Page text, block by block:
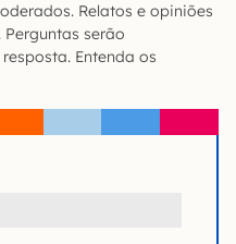
Relatos e opiniões
serão
Entenda os